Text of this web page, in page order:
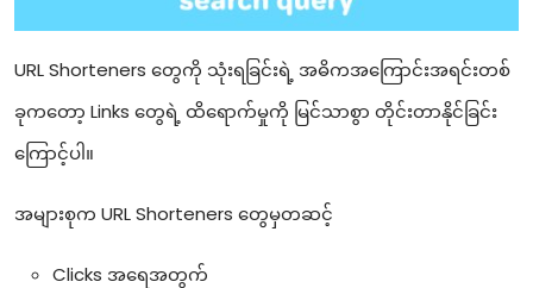
URL Shorteners တွေကို သုံးရခြင်းရဲ့ အဓိကအကြောင်းအရင်းတစ်
ခုကတော့ Links တွေရဲ့ ထိရောက်မှုကို မြင်သာစွာ တိုင်းတာနိုင်ခြင်း
ကြောင့်ပါ။
အများစုက URL Shorteners တွေမှတဆင့်
Clicks အရေအတွက်